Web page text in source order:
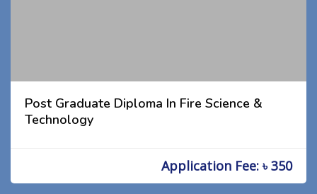
Post Graduate Diploma In Fire Science &
Technology
Application Fee: ৳ 350